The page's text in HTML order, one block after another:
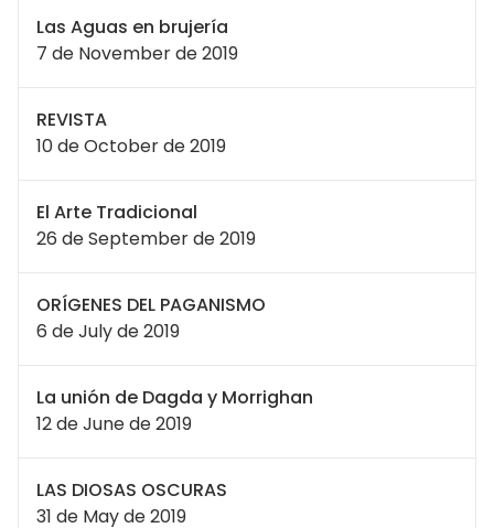
Las Aguas en brujería
7 de November de 2019
REVISTA
10 de October de 2019
El Arte Tradicional
26 de September de 2019
ORÍGENES DEL PAGANISMO
6 de July de 2019
La unión de Dagda y Morrighan
12 de June de 2019
LAS DIOSAS OSCURAS
31 de May de 2019